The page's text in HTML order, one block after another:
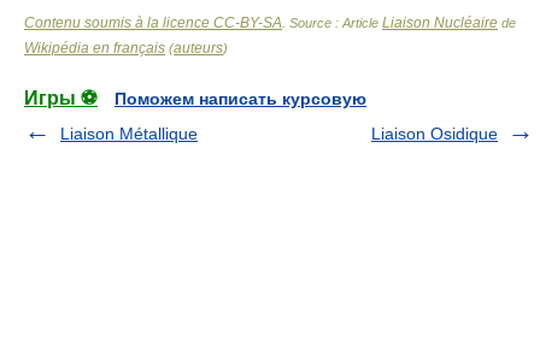
Contenu soumis à la licence CC-BY-SA . Source : Article Liaison Nucléaire de
Wikipédia en français (auteurs)
Игры ⚽
Поможем написать курсовую
Liaison Métallique
Liaison Osidique